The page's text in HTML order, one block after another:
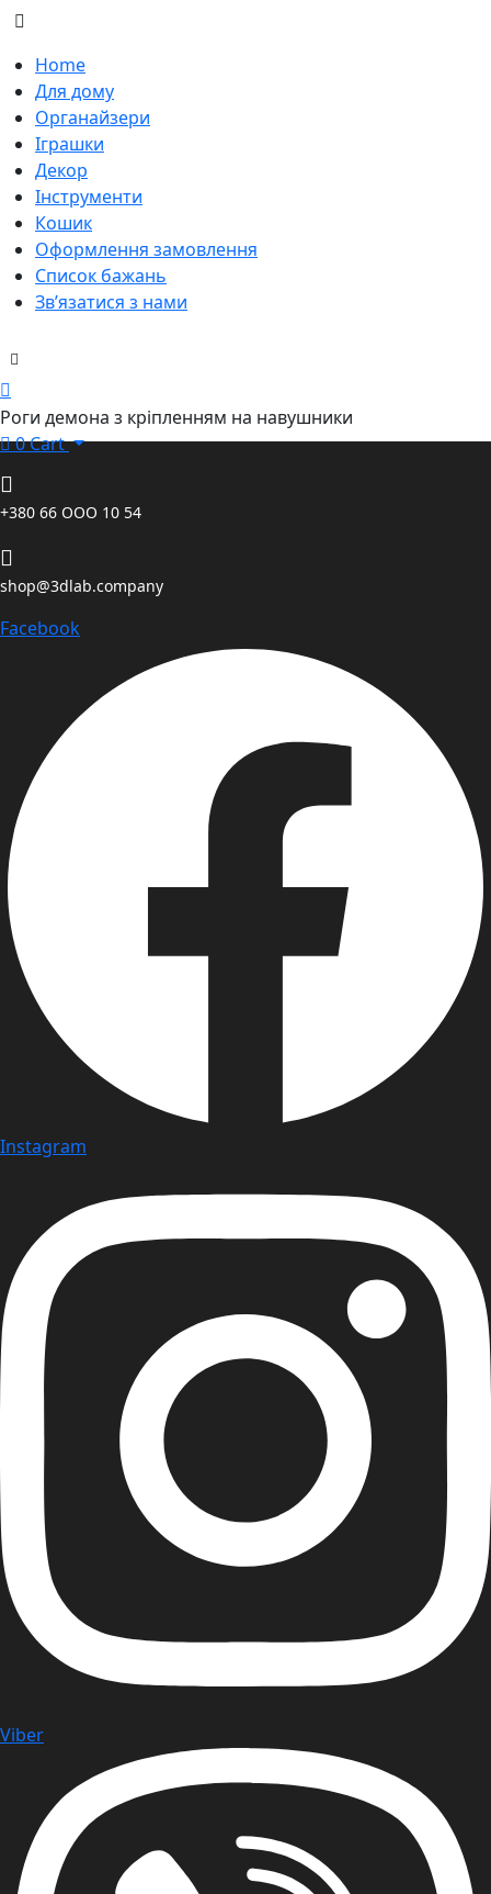
Home
Для дому
Органайзери
Іграшки
Декор
Інструменти
Кошик
Оформлення замовлення
Список бажань
Зв’язатися з нами
Роги демона з кріпленням на навушники
0Cart
+380 66 ООО 10 54
shop@3dlab.company
Facebook
Instagram
Viber